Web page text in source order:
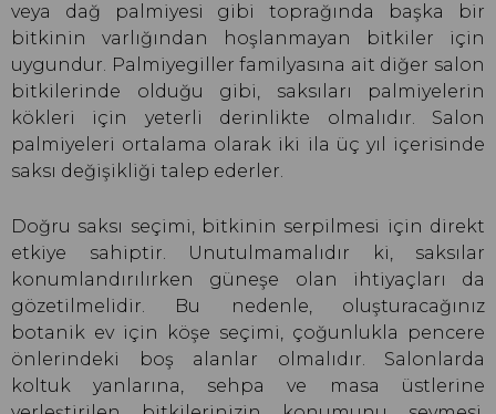
veya dağ palmiyesi gibi toprağında başka bir
bitkinin varlığından hoşlanmayan bitkiler için
uygundur. Palmiyegiller familyasına ait diğer salon
bitkilerinde olduğu gibi, saksıları palmiyelerin
kökleri için yeterli derinlikte olmalıdır. Salon
palmiyeleri ortalama olarak iki ila üç yıl içerisinde
saksı değişikliği talep ederler.
Doğru saksı seçimi, bitkinin serpilmesi için direkt
etkiye sahiptir. Unutulmamalıdır ki, saksılar
konumlandırılırken güneşe olan ihtiyaçları da
gözetilmelidir. Bu nedenle, oluşturacağınız
botanik ev için köşe seçimi, çoğunlukla pencere
önlerindeki boş alanlar olmalıdır. Salonlarda
koltuk yanlarına, sehpa ve masa üstlerine